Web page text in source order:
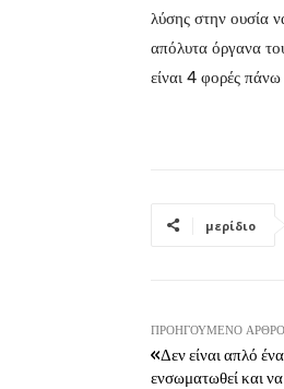
λύσης στην ουσία
απόλυτα όργανα
είναι 4 φορές
μερίδιο
ΠΡΟΗΓΟΎΜΕΝΟ ΆΡΘΡΟ
«Δεν είναι απλό
ενσωματωθεί και